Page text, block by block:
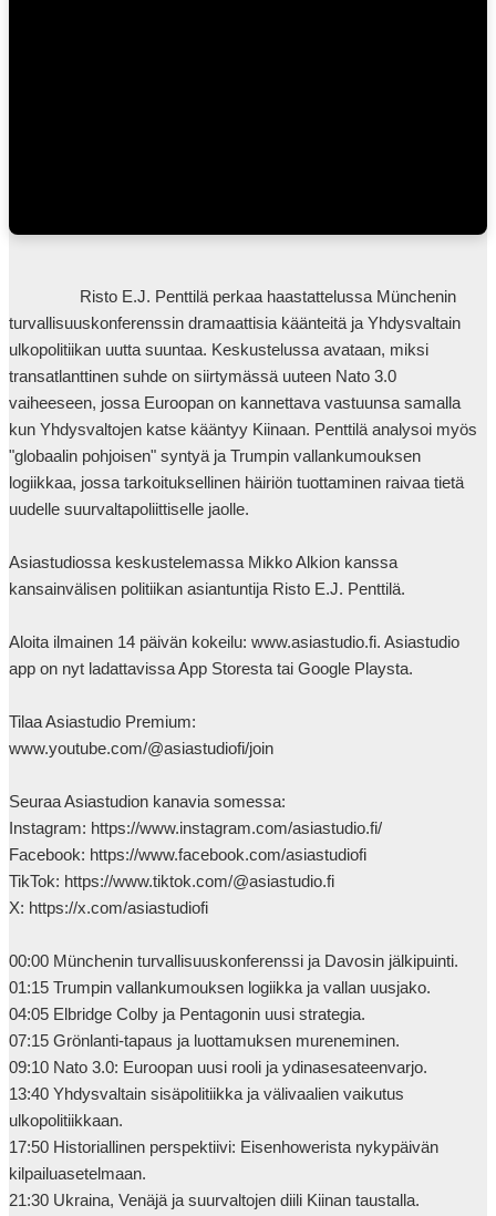
turvallisuuskonferenssin dramaattisia käänteitä ja Yhdysvaltain
ulkopolitiikan uutta suuntaa. Keskustelussa avataan, miksi
transatlanttinen suhde on siirtymässä uuteen Nato 3.0
vaiheeseen, jossa Euroopan on kannettava vastuunsa samalla
kun Yhdysvaltojen katse kääntyy Kiinaan. Penttilä analysoi myös
"globaalin pohjoisen" syntyä ja Trumpin vallankumouksen
logiikkaa, jossa tarkoituksellinen häiriön tuottaminen raivaa tietä
uudelle suurvaltapoliittiselle jaolle.
Asiastudiossa keskustelemassa Mikko Alkion kanssa
kansainvälisen politiikan asiantuntija Risto E.J. Penttilä.
Aloita ilmainen 14 päivän kokeilu: www.asiastudio.fi. Asiastudio
app on nyt ladattavissa App Storesta tai Google Playsta.
Tilaa Asiastudio Premium:
www.youtube.com/@asiastudiofi/join
Seuraa Asiastudion kanavia somessa:
Instagram: https://www.instagram.com/asiastudio.fi/
Facebook: https://www.facebook.com/asiastudiofi
TikTok: https://www.tiktok.com/@asiastudio.fi
X: https://x.com/asiastudiofi
00:00 Münchenin turvallisuuskonferenssi ja Davosin jälkipuinti.
01:15 Trumpin vallankumouksen logiikka ja vallan uusjako.
04:05 Elbridge Colby ja Pentagonin uusi strategia.
07:15 Grönlanti-tapaus ja luottamuksen mureneminen.
09:10 Nato 3.0: Euroopan uusi rooli ja ydinasesateenvarjo.
13:40 Yhdysvaltain sisäpolitiikka ja välivaalien vaikutus
ulkopolitiikkaan.
17:50 Historiallinen perspektiivi: Eisenhowerista nykypäivän
kilpailuasetelmaan.
21:30 Ukraina, Venäjä ja suurvaltojen diili Kiinan taustalla.